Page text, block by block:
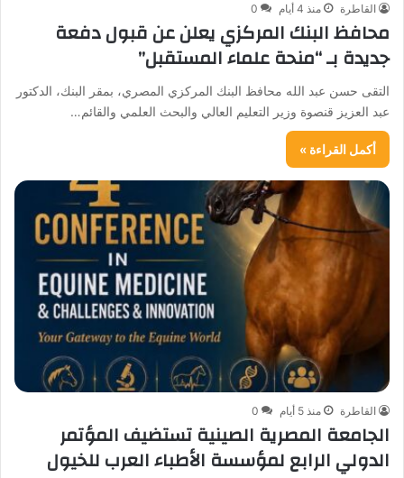
القاطرة منذ 4 أيام 0
محافظ البنك المركزي يعلن عن قبول دفعة
جديدة بـ “منحة علماء المستقبل”
التقى حسن عبد الله محافظ البنك المركزي المصري، بمقر البنك، الدكتور
عبد العزيز قنصوة وزير التعليم العالي والبحث العلمي والقائم…
أكمل القراءة »
القاطرة منذ 5 أيام 0
الجامعة المصرية الصينية تستضيف المؤتمر
الدولي الرابع لمؤسسة الأطباء العرب للخيول